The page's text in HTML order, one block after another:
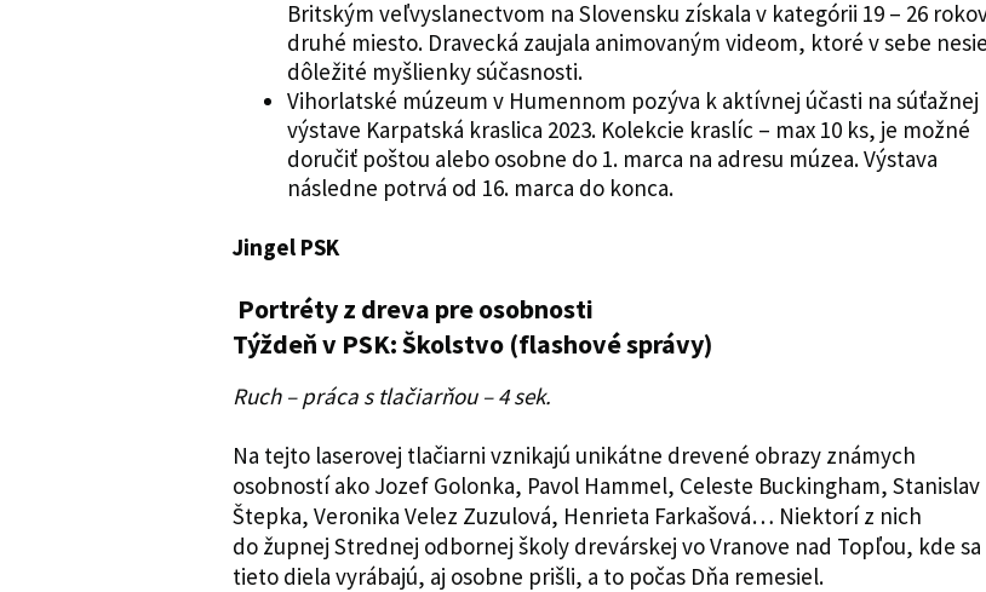
Britským veľvyslanectvom na Slovensku získala v kategórii 19 – 26
druhé miesto. Dravecká zaujala animovaným videom, ktoré v sebe nesie
dôležité myšlienky súčasnosti.
Vihorlatské múzeum v Humennom pozýva k aktívnej účasti na súťažnej
výstave Karpatská kraslica 2023. Kolekcie kraslíc – max 10 ks, je možné
doručiť poštou alebo osobne do 1. marca na adresu múzea. Výstava
následne potrvá od 16. marca do konca.
Jingel PSK
Portréty z dreva pre osobnosti
Týždeň v PSK: Školstvo (flashové správy)
Ruch – práca s tlačiarňou – 4 sek.
Na tejto laserovej tlačiarni vznikajú unikátne drevené obrazy známych
osobností ako Jozef Golonka, Pavol Hammel, Celeste Buckingham, Stanislav
Štepka, Veronika Velez Zuzulová, Henrieta Farkašová… Niektorí z nich
do župnej Strednej odbornej školy drevárskej vo Vranove nad Topľou, kde sa
tieto diela vyrábajú, aj osobne prišli, a to počas Dňa remesiel.